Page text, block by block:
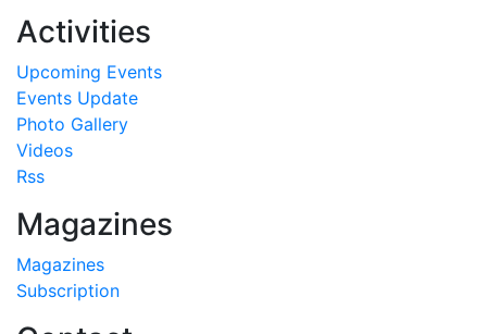
Activities
Upcoming Events
Events Update
Photo Gallery
Videos
Rss
Magazines
Magazines
Subscription